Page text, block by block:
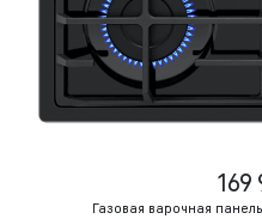
169
Газовая варочная